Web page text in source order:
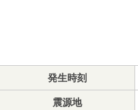
発生時刻
震源地